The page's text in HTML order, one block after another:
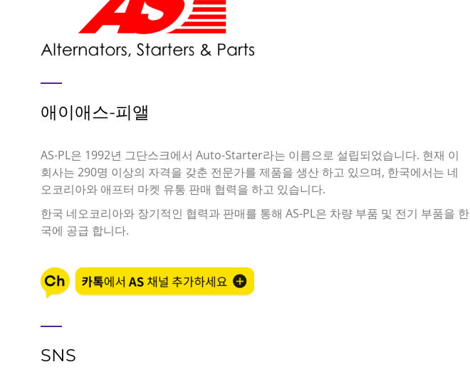
애이애스-피앨
AS-PL은 1992년 그단스크에서 Auto-Starter라는 이름으로 설립되었습니다. 현재 이
회사는 290명 이상의 자격을 갖춘 전문가를 제품을 생산 하고 있으며, 한국에서는 네
오코리아와 애프터 마켓 유통 판매 협력을 하고 있습니다.
한국 네오코리아와 장기적인 협력과 판매를 통해 AS-PL은 차량 부품 및 전기 부품을 한
국에 공급 합니다.
SNS